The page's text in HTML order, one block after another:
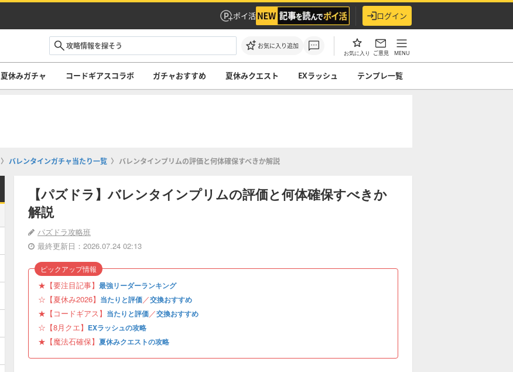
ポイ活 ログイン
お気に入り追加
お気に入り ご意見 MENU
夏休みガチャ コードギアスコラボ ガチャおすすめ 夏休みクエスト EXラッシュ テンプレ一覧
バレンタインガチャ当たり一覧 バレンタインプリムの評価と何体確保すべきか解説
【パズドラ】バレンタインプリムの評価と何体確保すべきか
解説
パズドラ攻略班
最終更新日：2026.07.24 02:13
★【要注目記事】 最強リーダーランキング
☆【夏休み2026】 当たりと評価／交換おすすめ
★【コードギアス】 当たりと評価／交換おすすめ
☆【8月クエ】 EXラッシュの攻略
★【魔法石確保】 夏休みクエストの攻略
ピックアップ情報